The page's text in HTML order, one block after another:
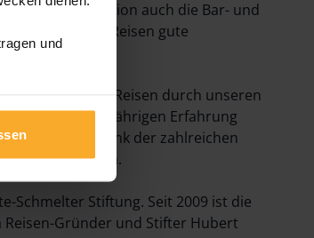
und
der Vollpension auch die Bar- und
1AVista Reisen gute
von 1AVista Reisen durch unseren
aus der langjährigen Erfahrung
schöpfen. Dank der zahlreichen
werden.
Schmelter Stiftung. Seit 2009 ist die
Gründer und Stifter Hubert